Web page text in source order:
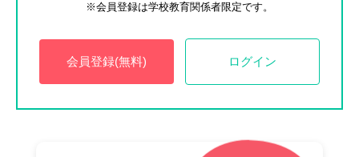
※会員登録は学校教育関係者限定です。
会員登録(無料) ログイン